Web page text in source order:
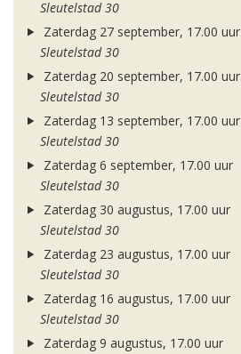
Sleutelstad 30
Zaterdag 27 september, 17.00 uur
Sleutelstad 30
Zaterdag 20 september, 17.00 uur
Sleutelstad 30
Zaterdag 13 september, 17.00 uur
Sleutelstad 30
Zaterdag 6 september, 17.00 uur
Sleutelstad 30
Zaterdag 30 augustus, 17.00 uur
Sleutelstad 30
Zaterdag 23 augustus, 17.00 uur
Sleutelstad 30
Zaterdag 16 augustus, 17.00 uur
Sleutelstad 30
Zaterdag 9 augustus, 17.00 uur